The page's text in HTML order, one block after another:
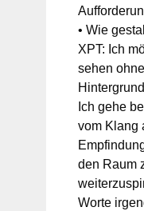
• Wie
XPT: Ich
sehen
Ich gehe
vom Klang
den Raum
Worte